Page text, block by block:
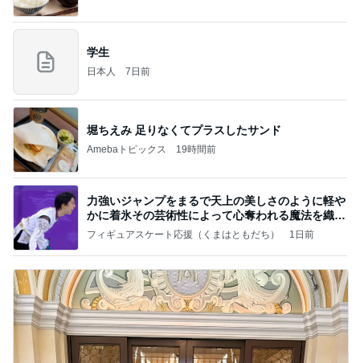
学生
日本人 7日前
堀ちえみ 足りなくてプラスしたサンド
Amebaトピックス 19時間前
力強いジャンプをまるで天上の美しさのように軽や
かに着氷その芸術性によって心奪われる魔法を織り
なす
フィギュアスケート応援（くまはともだち） 1日前